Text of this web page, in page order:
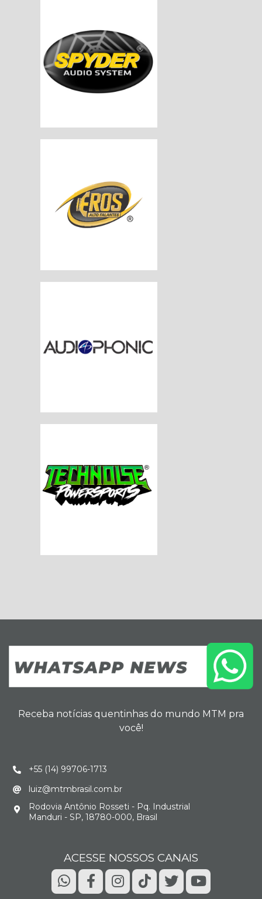
Receba notícias quentinhas do mundo MTM pra
você!
+55 (14) 99706-1713
luiz@mtmbrasil.com.br
Rodovia Antônio Rosseti - Pq. Industrial
Manduri - SP, 18780-000, Brasil
ACESSE NOSSOS CANAIS